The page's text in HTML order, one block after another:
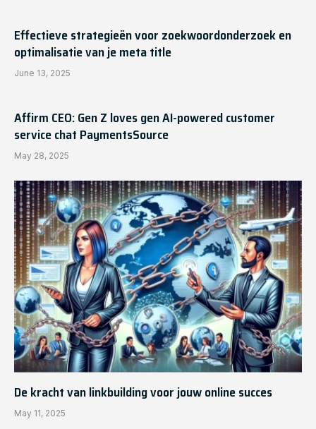
Effectieve strategieën voor zoekwoordonderzoek en
optimalisatie van je meta title
June 13, 2025
Affirm CEO: Gen Z loves gen AI-powered customer
service chat PaymentsSource
May 28, 2025
De kracht van linkbuilding voor jouw online succes
May 11, 2025